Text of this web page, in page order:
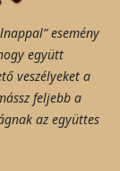
esemény
együtt
veszélyeket a
feljebb a
az együttes